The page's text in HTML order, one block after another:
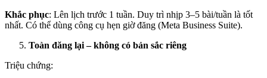
Khắc phục: Lên lịch trước 1 tuần. Duy trì nhịp 3–5 bài/tuần là tốt
nhất. Có thể dùng công cụ hẹn giờ đăng (Meta Business Suite).
Toàn đăng lại – không có bản sắc riêng
Triệu chứng: